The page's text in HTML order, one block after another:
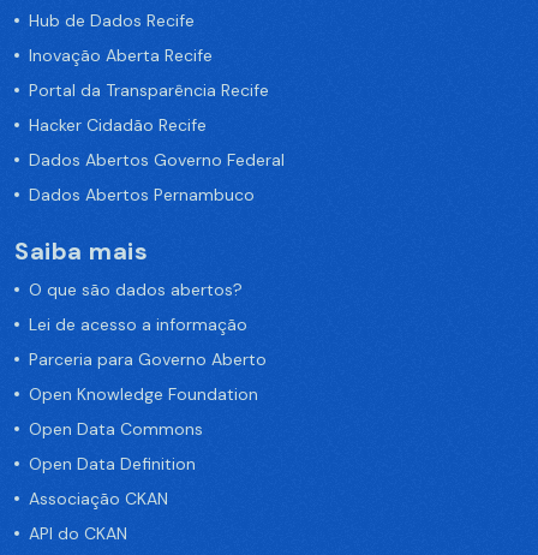
Hub de Dados Recife
Inovação Aberta Recife
Portal da Transparência Recife
Hacker Cidadão Recife
Dados Abertos Governo Federal
Dados Abertos Pernambuco
Saiba mais
O que são dados abertos?
Lei de acesso a informação
Parceria para Governo Aberto
Open Knowledge Foundation
Open Data Commons
Open Data Definition
Associação CKAN
API do CKAN